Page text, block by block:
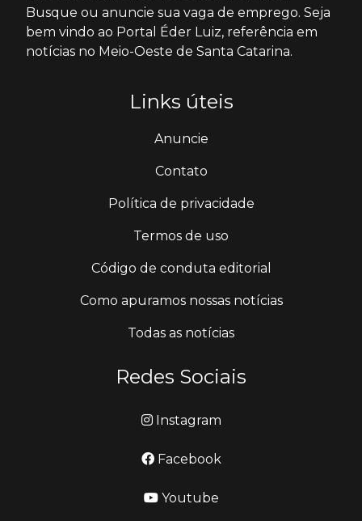
Busque ou anuncie sua vaga de emprego. Seja
bem vindo ao Portal Éder Luiz, referência em
notícias no Meio-Oeste de Santa Catarina.
Links úteis
Anuncie
Contato
Política de privacidade
Termos de uso
Código de conduta editorial
Como apuramos nossas notícias
Todas as notícias
Redes Sociais
Instagram
Facebook
Youtube